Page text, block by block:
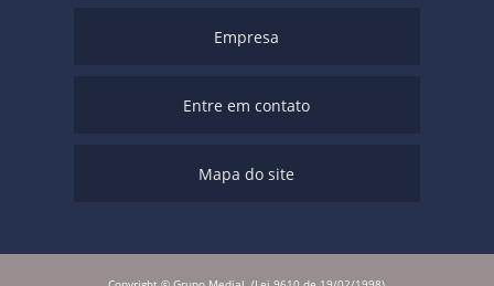
Empresa
Entre em contato
Mapa do site